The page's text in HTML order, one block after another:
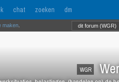
chat zoeken dm
WGR
maken